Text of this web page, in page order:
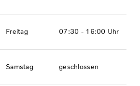
Freitag 07:30 - 16:00 Uhr
Samstag geschlossen